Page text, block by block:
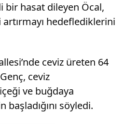
bir hasat dileyen Öcal,
hedeflediklerini
ceviz üreten 64
ceviz
ve buğdaya
başladığını söyledi.